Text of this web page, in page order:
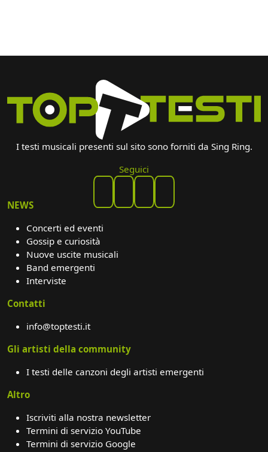
I testi musicali presenti sul sito sono forniti da Sing Ring.
Seguici
NEWS
Concerti ed eventi
Gossip e curiosità
Nuove uscite musicali
Band emergenti
Interviste
Contatti
info@toptesti.it
Gli artisti della community
I testi delle canzoni degli artisti emergenti
Altro
Iscriviti alla nostra newsletter
Termini di servizio YouTube
Termini di servizio Google